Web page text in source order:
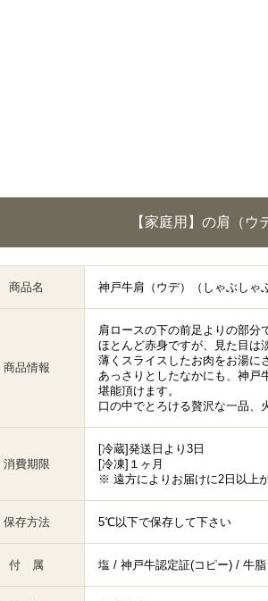
【家庭用】の肩（
商品名 神戸牛肩（ウデ）（しゃぶしゃ
商品情報
肩ロースの下の前足よりの部分
ほとんど赤身ですが、見た目は
薄くスライスしたお肉をお湯に
あっさりとしたなかにも、神戸
堪能頂けます。
口の中でとろける贅沢な一品、
消費期限
[冷蔵]発送日より3日
[冷凍]１ヶ月
※ 遠方によりお届けに2日以上
保存方法 5℃以下で保存して下さい
付 属 塩 / 神戸牛認定証(コピー) / 牛脂